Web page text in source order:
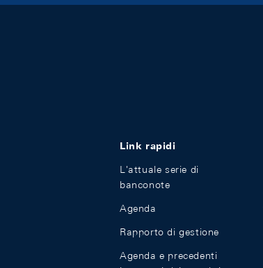
Link rapidi
L'attuale serie di
banconote
Agenda
Rapporto di gestione
Agenda e precedenti